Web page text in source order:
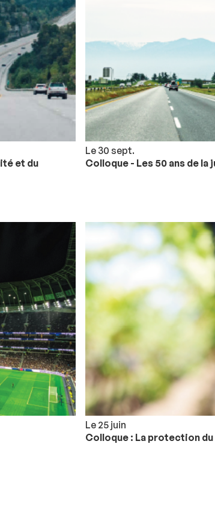
et du
Le 30 sept.
Colloque - Les 50 ans de
Le 25 juin
Colloque : La protection du